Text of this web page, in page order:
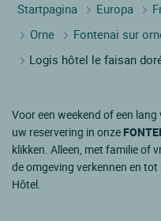
Startpagina Europa
Orne
Fontenai sur
Logis hôtel le faisan
Voor een weekend of een lang
uw reservering in onze
klikken. Alleen, met familie of
de omgeving verkennen en
Hôtel.